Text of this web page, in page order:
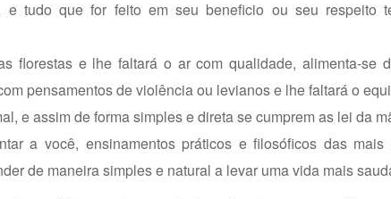
e tudo que for feito em seu beneficio ou seu respeito
florestas e lhe faltará o ar com qualidade, alimenta-se
pensamentos de violência ou levianos e lhe faltará o
e assim de forma simples e direta se cumprem as lei da
a você, ensinamentos práticos e filosóficos das mais
de maneira simples e natural a levar uma vida mais